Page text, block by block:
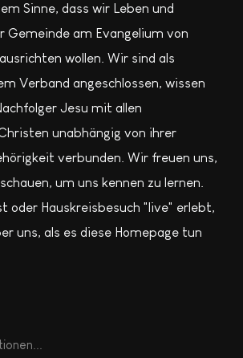
Sinne, dass wir Leben und
Gemeinde am Evangelium von
wollen. Wir sind als
Verband angeschlossen, wissen
Jesu mit allen
unabhängig von ihrer
verbunden. Wir freuen uns,
um uns kennen zu lernen.
oder Hauskreisbesuch "live" erlebt,
uns, als es diese Homepage tun